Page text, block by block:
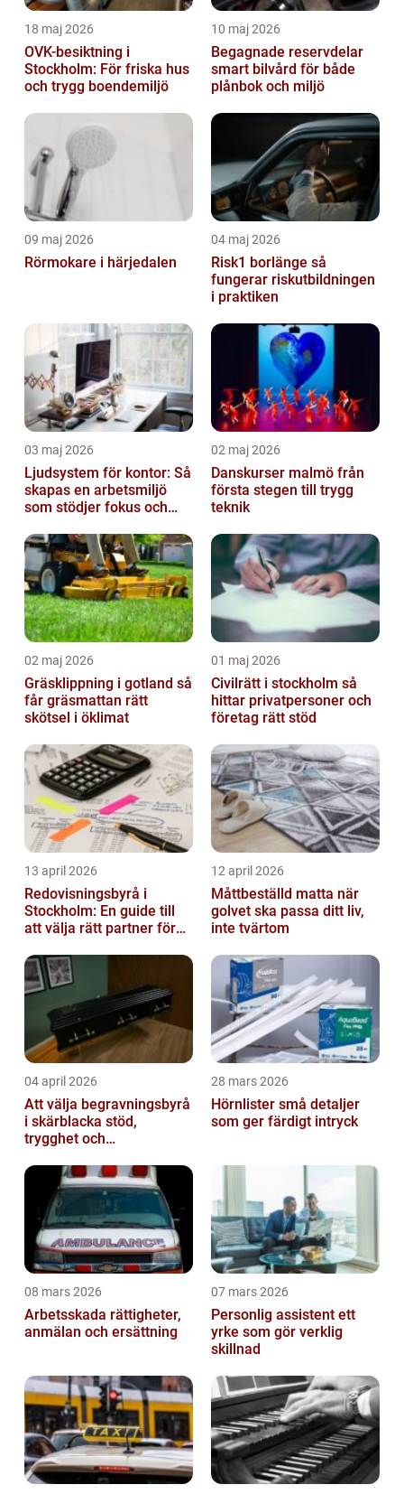
18 maj 2026
OVK-besiktning i
Stockholm: För friska hus
och trygg boendemiljö
10 maj 2026
Begagnade reservdelar
smart bilvård för både
plånbok och miljö
09 maj 2026
Rörmokare i härjedalen
04 maj 2026
Risk1 borlänge så
fungerar riskutbildningen
i praktiken
03 maj 2026
Ljudsystem för kontor: Så
skapas en arbetsmiljö
som stödjer fokus och
02 maj 2026
Danskurser malmö från
första stegen till trygg
teknik
02 maj 2026
Gräsklippning i gotland så
får gräsmattan rätt
skötsel i öklimat
01 maj 2026
Civilrätt i stockholm så
hittar privatpersoner och
företag rätt stöd
13 april 2026
Redovisningsbyrå i
Stockholm: En guide till
att välja rätt partner för
12 april 2026
Måttbeställd matta när
golvet ska passa ditt liv,
inte tvärtom
04 april 2026
Att välja begravningsbyrå
i skärblacka stöd,
trygghet och
28 mars 2026
Hörnlister små detaljer
som ger färdigt intryck
08 mars 2026
Arbetsskada rättigheter,
anmälan och ersättning
07 mars 2026
Personlig assistent ett
yrke som gör verklig
skillnad